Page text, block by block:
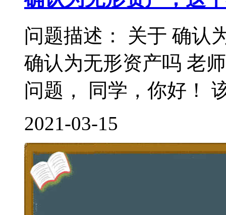
问题描述： 关于 确认
确认为无形资产吗 老
问题， 同学，你好！
2021-03-15